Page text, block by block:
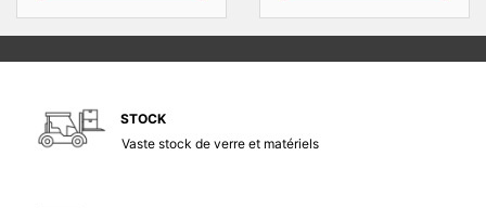
STOCK
Vaste stock de verre et matériels